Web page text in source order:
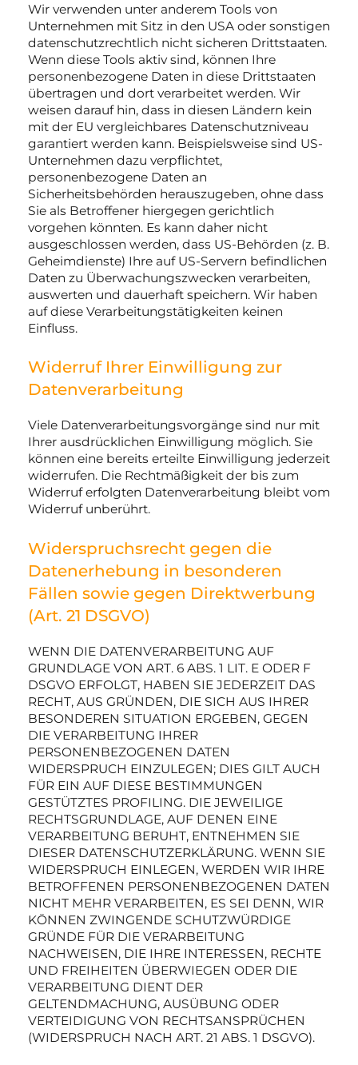
Wir verwenden unter anderem Tools von
Unternehmen mit Sitz in den USA oder sonstigen
datenschutzrechtlich nicht sicheren Drittstaaten.
Wenn diese Tools aktiv sind, können Ihre
personenbezogene Daten in diese Drittstaaten
übertragen und dort verarbeitet werden. Wir
weisen darauf hin, dass in diesen Ländern kein
mit der EU vergleichbares Datenschutzniveau
garantiert werden kann. Beispielsweise sind US-
Unternehmen dazu verpflichtet,
personenbezogene Daten an
Sicherheitsbehörden herauszugeben, ohne dass
Sie als Betroffener hiergegen gerichtlich
vorgehen könnten. Es kann daher nicht
ausgeschlossen werden, dass US-Behörden (z. B.
Geheimdienste) Ihre auf US-Servern befindlichen
Daten zu Überwachungszwecken verarbeiten,
auswerten und dauerhaft speichern. Wir haben
auf diese Verarbeitungstätigkeiten keinen
Einfluss.
Widerruf Ihrer Einwilligung zur
Datenverarbeitung
Viele Datenverarbeitungsvorgänge sind nur mit
Ihrer ausdrücklichen Einwilligung möglich. Sie
können eine bereits erteilte Einwilligung jederzeit
widerrufen. Die Rechtmäßigkeit der bis zum
Widerruf erfolgten Datenverarbeitung bleibt vom
Widerruf unberührt.
Widerspruchsrecht gegen die
Datenerhebung in besonderen
Fällen sowie gegen Direktwerbung
(Art. 21 DSGVO)
WENN DIE DATENVERARBEITUNG AUF
GRUNDLAGE VON ART. 6 ABS. 1 LIT. E ODER F
DSGVO ERFOLGT, HABEN SIE JEDERZEIT DAS
RECHT, AUS GRÜNDEN, DIE SICH AUS IHRER
BESONDEREN SITUATION ERGEBEN, GEGEN
DIE VERARBEITUNG IHRER
PERSONENBEZOGENEN DATEN
WIDERSPRUCH EINZULEGEN; DIES GILT AUCH
FÜR EIN AUF DIESE BESTIMMUNGEN
GESTÜTZTES PROFILING. DIE JEWEILIGE
RECHTSGRUNDLAGE, AUF DENEN EINE
VERARBEITUNG BERUHT, ENTNEHMEN SIE
DIESER DATENSCHUTZERKLÄRUNG. WENN SIE
WIDERSPRUCH EINLEGEN, WERDEN WIR IHRE
BETROFFENEN PERSONENBEZOGENEN DATEN
NICHT MEHR VERARBEITEN, ES SEI DENN, WIR
KÖNNEN ZWINGENDE SCHUTZWÜRDIGE
GRÜNDE FÜR DIE VERARBEITUNG
NACHWEISEN, DIE IHRE INTERESSEN, RECHTE
UND FREIHEITEN ÜBERWIEGEN ODER DIE
VERARBEITUNG DIENT DER
GELTENDMACHUNG, AUSÜBUNG ODER
VERTEIDIGUNG VON RECHTSANSPRÜCHEN
(WIDERSPRUCH NACH ART. 21 ABS. 1 DSGVO).